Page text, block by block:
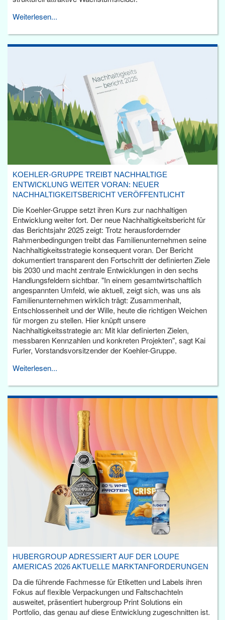
Weiterlesen...
KOEHLER-GRUPPE TREIBT NACHHALTIGE
ENTWICKLUNG WEITER VORAN: NEUER
NACHHALTIGKEITSBERICHT VERÖFFENTLICHT
Die Koehler-Gruppe setzt ihren Kurs zur nachhaltigen
Entwicklung weiter fort. Der neue Nachhaltigkeitsbericht für
das Berichtsjahr 2025 zeigt: Trotz herausfordernder
Rahmenbedingungen treibt das Familienunternehmen seine
Nachhaltigkeitsstrategie konsequent voran. Der Bericht
dokumentiert transparent den Fortschritt der definierten Ziele
bis 2030 und macht zentrale Entwicklungen in den sechs
Handlungsfeldern sichtbar. "In einem gesamtwirtschaftlich
angespannten Umfeld, wie aktuell, zeigt sich, was uns als
Familienunternehmen wirklich trägt: Zusammenhalt,
Entschlossenheit und der Wille, heute die richtigen Weichen
für morgen zu stellen. Hier knüpft unsere
Nachhaltigkeitsstrategie an: Mit klar definierten Zielen,
messbaren Kennzahlen und konkreten Projekten", sagt Kai
Furler, Vorstandsvorsitzender der Koehler-Gruppe.
Weiterlesen...
HUBERGROUP ADRESSIERT AUF DER LOUPE
AMERICAS 2026 AKTUELLE MARKTANFORDERUNGEN
Da die führende Fachmesse für Etiketten und Labels ihren
Fokus auf flexible Verpackungen und Faltschachteln
ausweitet, präsentiert hubergroup Print Solutions ein
Portfolio, das genau auf diese Entwicklung zugeschnitten ist.